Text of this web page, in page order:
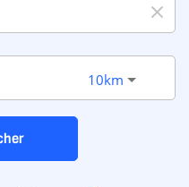
close
10km